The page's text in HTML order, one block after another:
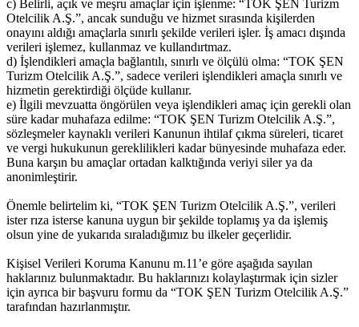
c) Belirli, açık ve meşru amaçlar için işlenme: “TOK ŞEN Turizm
Otelcilik A.Ş.”, ancak sunduğu ve hizmet sırasında kişilerden
onayını aldığı amaçlarla sınırlı şekilde verileri işler. İş amacı dışında
verileri işlemez, kullanmaz ve kullandırtmaz.
d) İşlendikleri amaçla bağlantılı, sınırlı ve ölçülü olma: “TOK ŞEN
Turizm Otelcilik A.Ş.”, sadece verileri işlendikleri amaçla sınırlı ve
hizmetin gerektirdiği ölçüde kullanır.
e) İlgili mevzuatta öngörülen veya işlendikleri amaç için gerekli olan
süre kadar muhafaza edilme: “TOK ŞEN Turizm Otelcilik A.Ş.”,
sözleşmeler kaynaklı verileri Kanunun ihtilaf çıkma süreleri, ticaret
ve vergi hukukunun gereklilikleri kadar bünyesinde muhafaza eder.
Buna karşın bu amaçlar ortadan kalktığında veriyi siler ya da
anonimleştirir.
Önemle belirtelim ki, “TOK ŞEN Turizm Otelcilik A.Ş.”, verileri
ister rıza isterse kanuna uygun bir şekilde toplamış ya da işlemiş
olsun yine de yukarıda sıraladığımız bu ilkeler geçerlidir.
Kişisel Verileri Koruma Kanunu m.11’e göre aşağıda sayılan
haklarınız bulunmaktadır. Bu haklarınızı kolaylaştırmak için sizler
için ayrıca bir başvuru formu da “TOK ŞEN Turizm Otelcilik A.Ş.”
tarafından hazırlanmıştır.